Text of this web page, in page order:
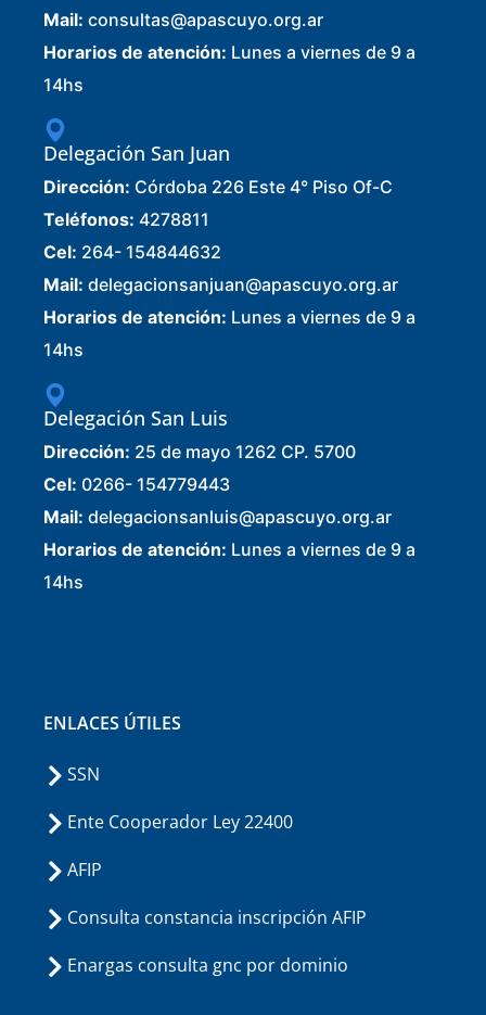
Mail: consultas@apascuyo.org.ar
Horarios de atención: Lunes a viernes de 9 a
14hs
Delegación San Juan
Dirección: Córdoba 226 Este 4° Piso Of-C
Teléfonos: 4278811
Cel: 264- 154844632
Mail: delegacionsanjuan@apascuyo.org.ar
Horarios de atención: Lunes a viernes de 9 a
14hs
Delegación San Luis
Dirección: 25 de mayo 1262 CP. 5700
Cel: 0266- 154779443
Mail: delegacionsanluis@apascuyo.org.ar
Horarios de atención: Lunes a viernes de 9 a
14hs
ENLACES ÚTILES
SSN
Ente Cooperador Ley 22400
AFIP
Consulta constancia inscripción AFIP
Enargas consulta gnc por dominio